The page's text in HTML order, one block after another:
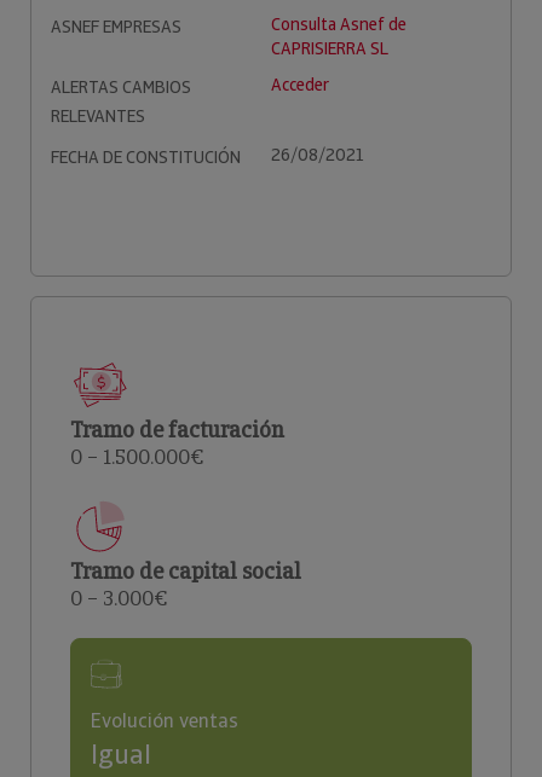
ASNEF EMPRESAS
Consulta Asnef de
CAPRISIERRA SL
ALERTAS CAMBIOS
RELEVANTES
Acceder
FECHA DE CONSTITUCIÓN 26/08/2021
Tramo de facturación
0 – 1.500.000€
Tramo de capital social
0 – 3.000€
Evolución ventas
Igual